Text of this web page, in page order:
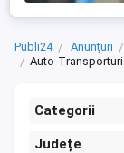
Publi24 Anunțuri
Auto-Transporturi
Categorii
Județe